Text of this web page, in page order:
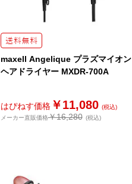
maxell Angelique プラズマイオン
ヘアドライヤー MXDR-700A
はぴねす価格￥11,080 (税込)
メーカー直販価格￥16,280 (税込)